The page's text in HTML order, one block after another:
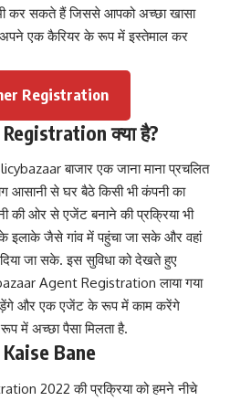
कर सकते हैं जिससे आपको अच्छा खासा
एक कैरियर के रूप में इस्तेमाल कर
Registration
क्या है?
बाजार एक जाना माना प्रचलित
से घर बैठे किसी भी कंपनी का
की ओर से एजेंट बनाने की प्रक्रिया भी
इलाके जैसे गांव में पहुंचा जा सके और वहां
जा सके. इस सुविधा को देखते हुए
Agent Registration लाया गया
और एक एजेंट के रूप में काम करेंगे
में अच्छा पैसा मिलता है.
Bane
2022 की प्रक्रिया को हमने नीचे